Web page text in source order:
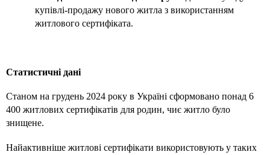
купівлі-продажу нового житла з використанням
житлового сертифіката.
Статистичні дані
Станом на грудень 2024 року в Україні сформовано понад 6
400 житлових сертифікатів для родин, чиє житло було
знищене.
Найактивніше житлові сертифікати використовують у таких